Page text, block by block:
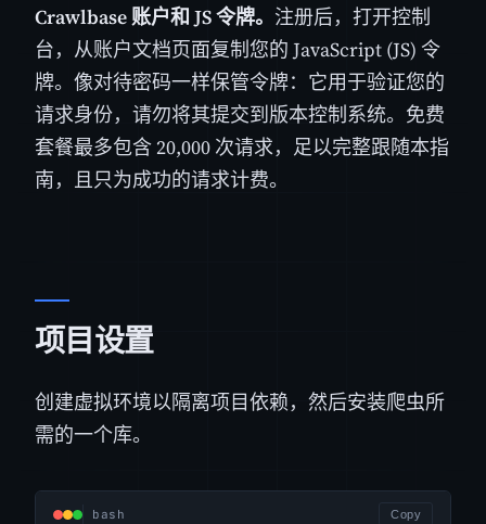
Crawlbase 账户和 JS 令牌。 注册后，打开控制
台，从账户文档页面复制您的 JavaScript (JS) 令
牌。像对待密码一样保管令牌：它用于验证您的
请求身份，请勿将其提交到版本控制系统。免费
套餐最多包含 20,000 次请求，足以完整跟随本指
南，且只为成功的请求计费。
项目设置
创建虚拟环境以隔离项目依赖，然后安装爬虫所
需的一个库。
bash Copy